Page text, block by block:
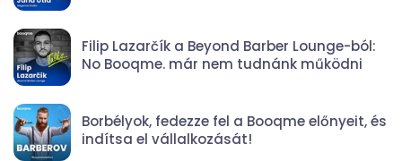
Filip Lazarčík a Beyond Barber Lounge-ból:
No Booqme. már nem tudnánk működni
Borbélyok, fedezze fel a Booqme előnyeit, és
indítsa el vállalkozását!